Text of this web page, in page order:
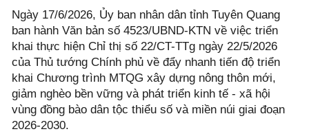
Ngày 17/6/2026, Ủy ban nhân dân tỉnh Tuyên Quang
ban hành Văn bản số 4523/UBND-KTN về việc triển
khai thực hiện Chỉ thị số 22/CT-TTg ngày 22/5/2026
của Thủ tướng Chính phủ về đẩy nhanh tiến độ triển
khai Chương trình MTQG xây dựng nông thôn mới,
giảm nghèo bền vững và phát triển kinh tế - xã hội
vùng đồng bào dân tộc thiểu số và miền núi giai đoạn
2026-2030.